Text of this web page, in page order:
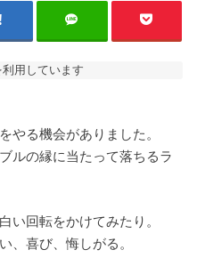
用しています
やる機会がありました。
ルの縁に当たって落ちるラ
い回転をかけてみたり。
、喜び、悔しがる。